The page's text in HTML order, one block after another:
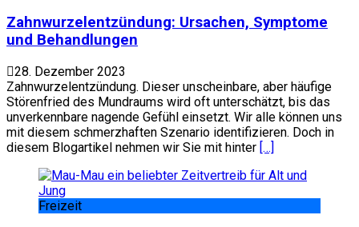
Zahnwurzelentzündung: Ursachen, Symptome
und Behandlungen
28. Dezember 2023
Zahnwurzelentzündung. Dieser unscheinbare, aber häufige
Störenfried des Mundraums wird oft unterschätzt, bis das
unverkennbare nagende Gefühl einsetzt. Wir alle können uns
mit diesem schmerzhaften Szenario identifizieren. Doch in
diesem Blogartikel nehmen wir Sie mit hinter […]
Freizeit